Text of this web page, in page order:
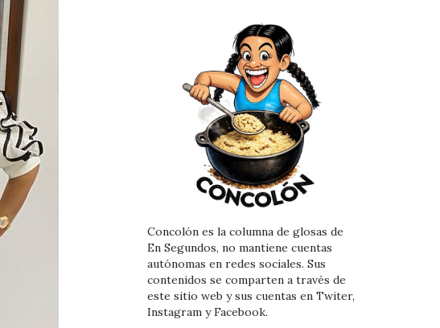
Concolón es la columna de glosas de
En Segundos, no mantiene cuentas
autónomas en redes sociales. Sus
contenidos se comparten a través de
este sitio web y sus cuentas en Twiter,
Instagram y Facebook.